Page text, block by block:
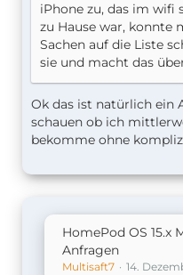
iPhone zu, das im wifi
zu Hause war, konnte
Sachen auf die Liste
sie und macht das
Ok das ist natürlich ein
schauen ob ich
bekomme ohne
HomePod OS 15.x
Anfragen
Multisaft7 14.